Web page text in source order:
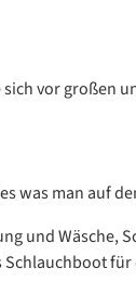
vor großen
was man auf
und Wäsche,